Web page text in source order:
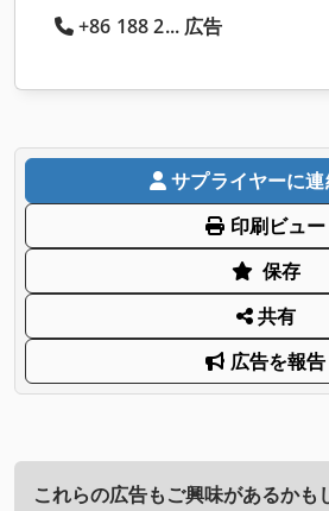
+86 188 2... 広告
サプライヤーに
印刷ビュー
保存
共有
広告を報告
これらの広告もご興味があるかも